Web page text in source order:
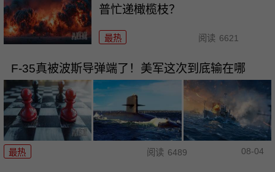
普忙递橄榄枝？
最热 阅读 6621
F-35真被波斯导弹端了！美军这次到底输在哪
最热 阅读 6489 08-04